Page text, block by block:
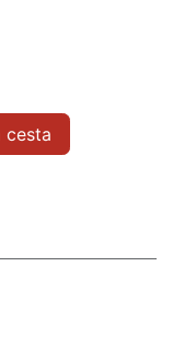
cesta